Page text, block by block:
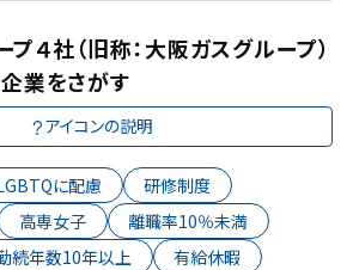
４社（旧称：大阪ガスグループ）
業をさがす
アイコンの説明
に配慮
研修制度
高専女子
離職率10％未満
続年数10年以上
有給休暇